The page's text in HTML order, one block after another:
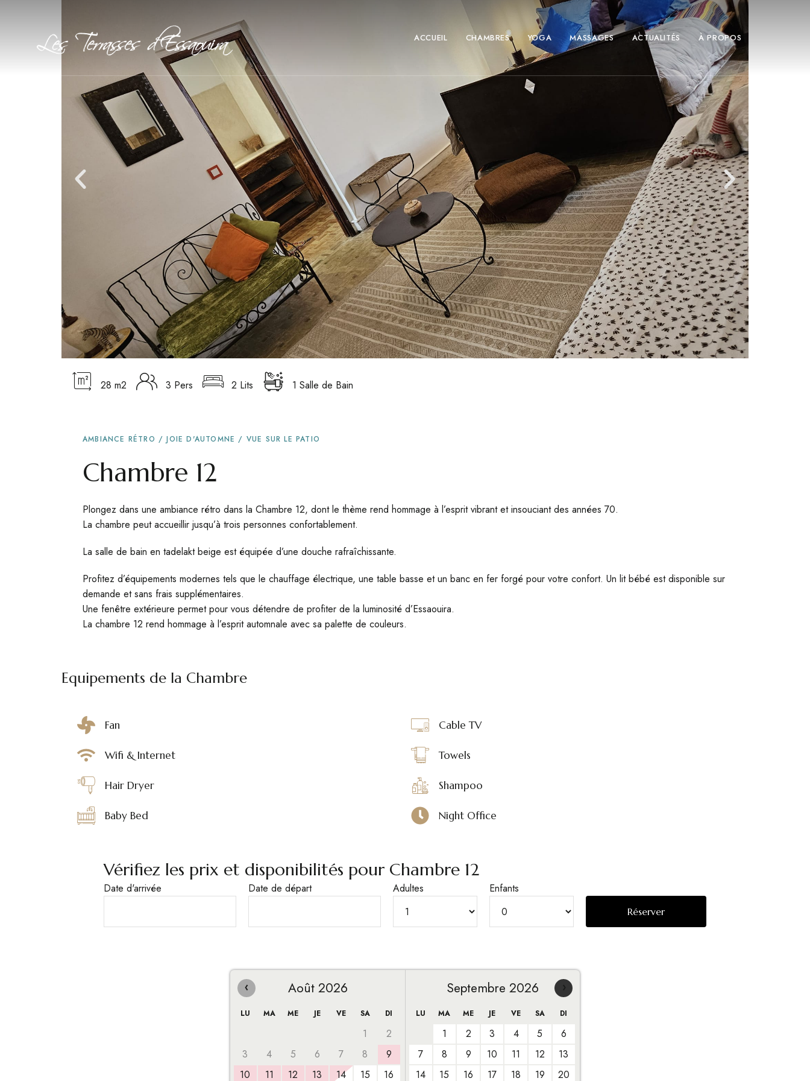
ACCUEIL CHAMBRES YOGA MASSAGES ACTUALITÉS À PROPOS
28 m2 3 Pers 2 Lits 1 Salle de Bain
AMBIANCE RÉTRO / JOIE D'AUTOMNE / VUE SUR LE PATIO
Chambre 12
Plongez dans une ambiance rétro dans la Chambre 12, dont le thème rend hommage à l’esprit vibrant et insouciant des années 70.
La chambre peut accueillir jusqu’à trois personnes confortablement.
La salle de bain en tadelakt beige est équipée d’une douche rafraîchissante.
Profitez d’équipements modernes tels que le chauffage électrique, une table basse et un banc en fer forgé pour votre confort. Un lit bébé est disponible sur
demande et sans frais supplémentaires.
Une fenêtre extérieure permet pour vous détendre de profiter de la luminosité d’Essaouira.
La chambre 12 rend hommage à l’esprit automnale avec sa palette de couleurs.
Equipements de la Chambre
Fan Cable TV
Wifi & Internet Towels
Hair Dryer Shampoo
Baby Bed Night Office
Vérifiez les prix et disponibilités pour Chambre 12
Date d'arrivée Date de départ Adultes Enfants
‹ ›
Août 2026
LU MA ME JE VE SA DI
1
2
3
4 5 6 7 8
9
10
11 12 13 14 15 16
Septembre 2026
LU MA ME JE VE SA DI
1 2 3 4 5
6
7
8 9 10 11 12
13
14
15 16 17 18 19 20